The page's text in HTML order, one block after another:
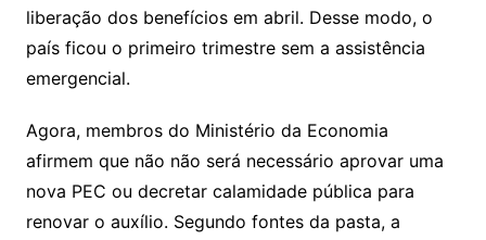
liberação dos benefícios em abril. Desse modo, o
país ficou o primeiro trimestre sem a assistência
emergencial.
Agora, membros do Ministério da Economia
afirmem que não não será necessário aprovar uma
nova PEC ou decretar calamidade pública para
renovar o auxílio. Segundo fontes da pasta, a